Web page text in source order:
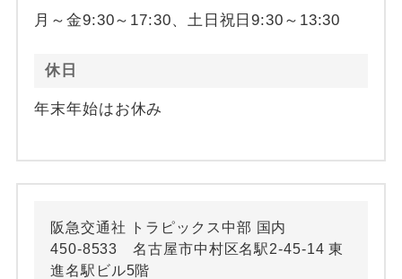
月～金9:30～17:30、土日祝日9:30～13:30
休日
年末年始はお休み
阪急交通社 トラピックス中部 国内
450-8533 名古屋市中村区名駅2-45-14 東
進名駅ビル5階